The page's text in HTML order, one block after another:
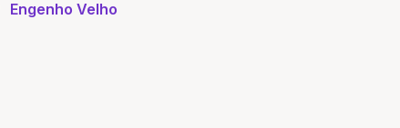
Engenho Velho